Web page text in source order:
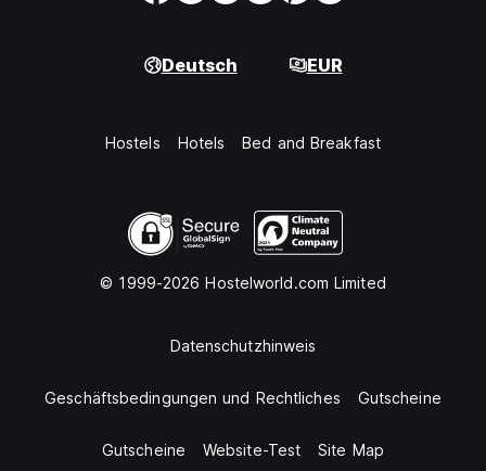
Deutsch EUR
Hostels Hotels Bed and Breakfast
© 1999-2026 Hostelworld.com Limited
Datenschutzhinweis
Geschäftsbedingungen und Rechtliches Gutscheine
Gutscheine Website-Test Site Map